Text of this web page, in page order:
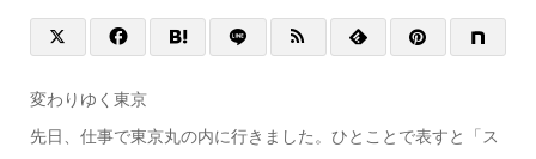
変わりゆく東京
先日、仕事で東京丸の内に行きました。ひとことで表すと「ス